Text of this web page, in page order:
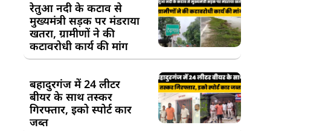
रेतुआ नदी के कटाव से
मुख्यमंत्री सड़क पर मंडराया
खतरा, ग्रामीणों ने की
कटावरोधी कार्य की मांग
बहादुरगंज में 24 लीटर
बीयर के साथ तस्कर
गिरफ्तार, इको स्पोर्ट कार
जब्त